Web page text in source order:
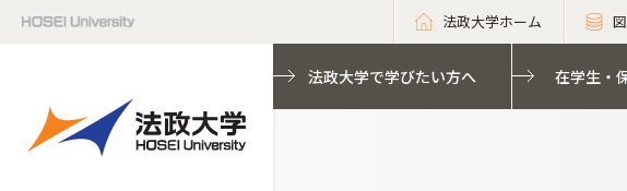
法政大学ホーム
法政大学で学びたい方へ 在学生・